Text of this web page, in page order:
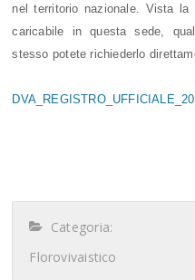
nel territorio nazionale. Vista
caricabile in questa sede,
stesso potete richiederlo
Categoria:
Florovivaistico